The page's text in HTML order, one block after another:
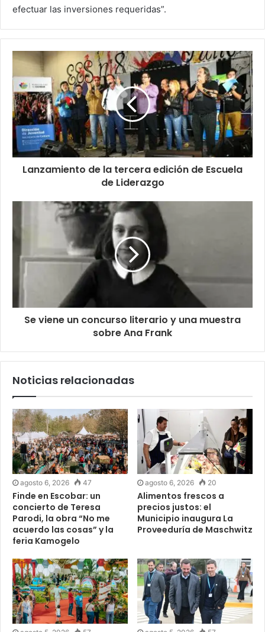
efectuar las inversiones requeridas”.
Lanzamiento de la tercera edición de Escuela
de Liderazgo
Se viene un concurso literario y una muestra
sobre Ana Frank
Noticias relacionadas
agosto 6, 2026 47
Finde en Escobar: un
concierto de Teresa
Parodi, la obra “No me
acuerdo las cosas” y la
feria Kamogelo
agosto 6, 2026 20
Alimentos frescos a
precios justos: el
Municipio inaugura La
Proveeduría de Maschwitz